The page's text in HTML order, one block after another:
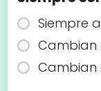
Siempre
Cambian
Cambian